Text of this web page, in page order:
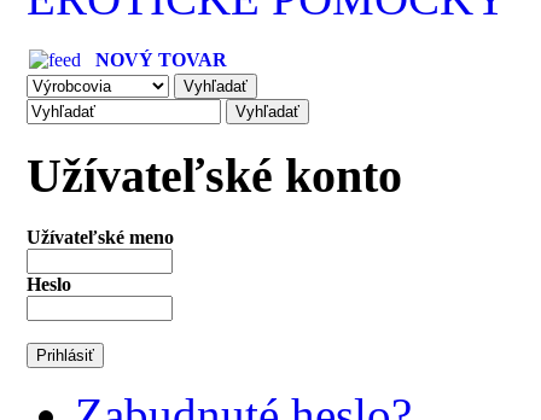
NOVÝ TOVAR
Užívateľské konto
Užívateľské meno
Heslo